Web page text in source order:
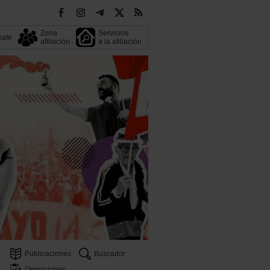
Zona
afiliación
Servicios
a la afiliación
Publicaciones
Buscador